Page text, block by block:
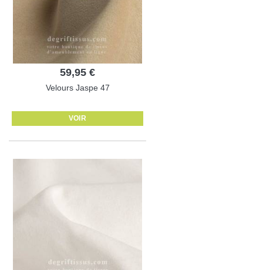
59,95 €
Velours Jaspe 47
VOIR